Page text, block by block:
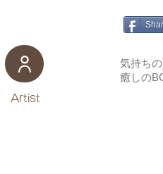
​Artist
気持ち
癒しの